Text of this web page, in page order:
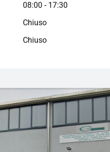
08:00 - 17:30
Chiuso
Chiuso